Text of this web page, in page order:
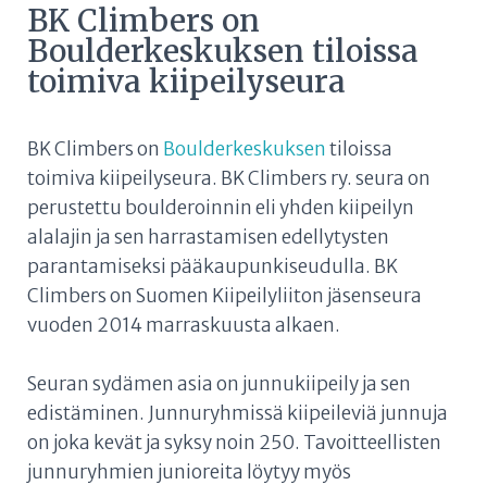
BK Climbers on
Boulderkeskuksen tiloissa
toimiva kiipeilyseura
BK Climbers on Boulderkeskuksentiloissa
toimiva kiipeilyseura. BK Climbers ry. seura on
perustettu boulderoinnin eli yhden kiipeilyn
alalajin ja sen harrastamisen edellytysten
parantamiseksi pääkaupunkiseudulla. BK
Climbers on Suomen Kiipeilyliiton jäsenseura
vuoden 2014 marraskuusta alkaen.
Seuran sydämen asia on junnukiipeily ja sen
edistäminen. Junnuryhmissä kiipeileviä junnuja
on joka kevät ja syksy noin 250. Tavoitteellisten
junnuryhmien junioreita löytyy myös